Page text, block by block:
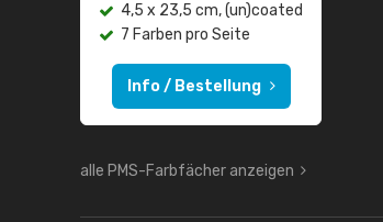
4,5 x 23,5 cm, (un)coated
7 Farben pro Seite
Info / Bestellung
alle PMS-Farbfächer anzeigen